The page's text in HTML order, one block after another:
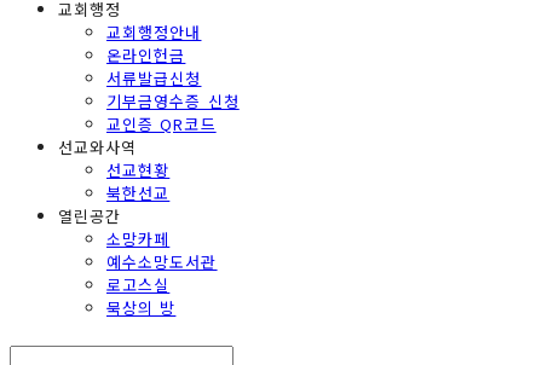
교회행정
교회행정안내
온라인헌금
서류발급신청
기부금영수증 신청
교인증 QR코드
선교와사역
선교현황
북한선교
열린공간
소망카페
예수소망도서관
로고스실
묵상의 방